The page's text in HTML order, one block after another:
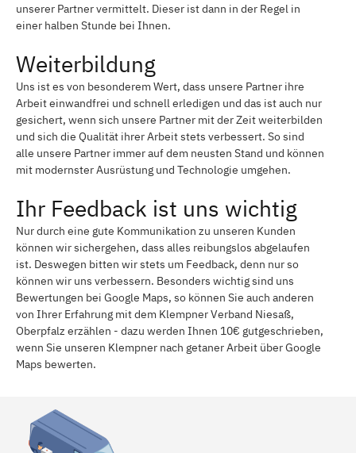
unserer Partner vermittelt. Dieser ist dann in der Regel in
einer halben Stunde bei Ihnen.
Weiterbildung
Uns ist es von besonderem Wert, dass unsere Partner ihre
Arbeit einwandfrei und schnell erledigen und das ist auch nur
gesichert, wenn sich unsere Partner mit der Zeit weiterbilden
und sich die Qualität ihrer Arbeit stets verbessert. So sind
alle unsere Partner immer auf dem neusten Stand und können
mit modernster Ausrüstung und Technologie umgehen.
Ihr Feedback ist uns wichtig
Nur durch eine gute Kommunikation zu unseren Kunden
können wir sichergehen, dass alles reibungslos abgelaufen
ist. Deswegen bitten wir stets um Feedback, denn nur so
können wir uns verbessern. Besonders wichtig sind uns
Bewertungen bei Google Maps, so können Sie auch anderen
von Ihrer Erfahrung mit dem Klempner Verband Niesaß,
Oberpfalz erzählen - dazu werden Ihnen 10€ gutgeschrieben,
wenn Sie unseren Klempner nach getaner Arbeit über Google
Maps bewerten.